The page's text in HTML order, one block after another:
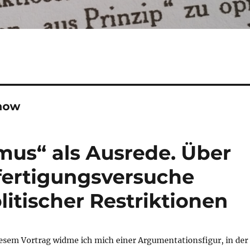
als Ausrede. Über
Restriktionen
Vortrag widme ich mich einer Argumentationsfigur, in der